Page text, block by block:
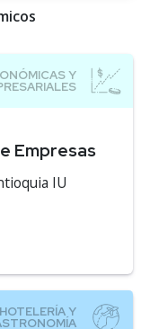
Empresas
IU